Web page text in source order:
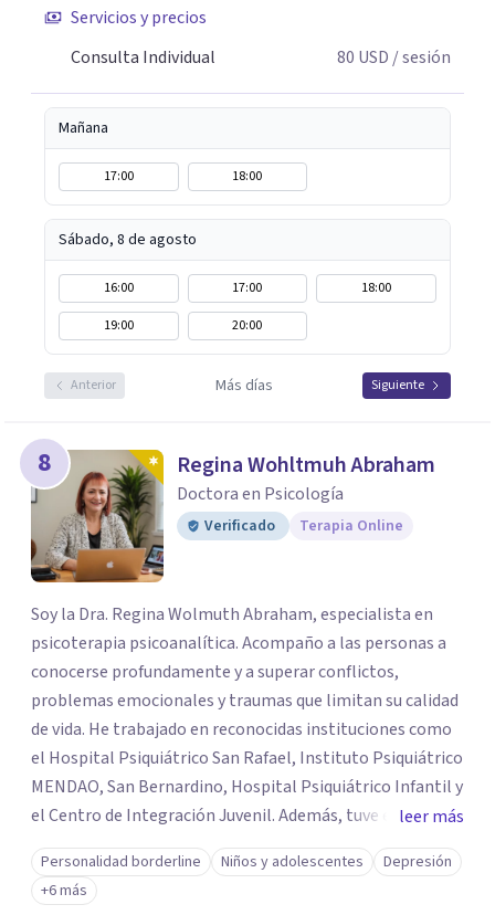
Servicios y precios
Consulta Individual
80 USD / sesión
Mañana
17:00 18:00
Sábado, 8 de agosto
16:00 17:00
18:00
19:00
20:00
Anterior Más días Siguiente
8 Regina Wohltmuh Abraham
Doctora en Psicología
Verificado Terapia Online
Soy la Dra. Regina Wolmuth Abraham, especialista en
psicoterapia psicoanalítica. Acompaño a las personas a
conocerse profundamente y a superar conflictos,
problemas emocionales y traumas que limitan su calidad
de vida. He trabajado en reconocidas instituciones como
el Hospital Psiquiátrico San Rafael, Instituto Psiquiátrico
MENDAO, San Bernardino, Hospital Psiquiátrico Infantil y
el Centro de Integración Juvenil. Además, tuve el
privilegio de colaborar en comunidades como Olivar del
Conde y Xochimilco, lo que me permitió conocer diversas
realidades y necesidades.
leer más
Personalidad borderline Niños y adolescentes
Depresión
+6 más